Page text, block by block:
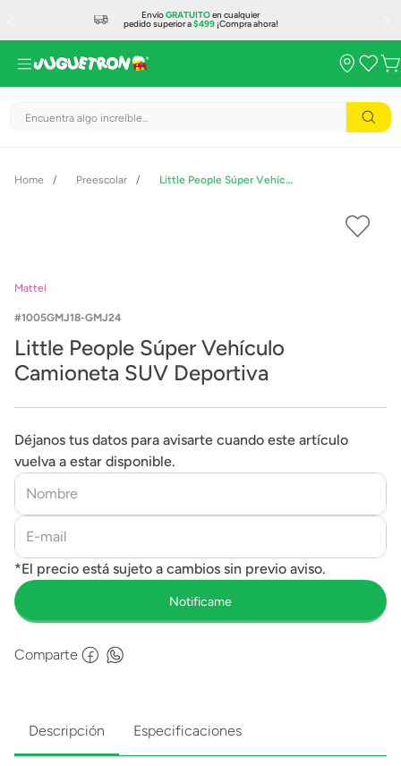
EnvíoGRATUITOen cualquier
pedido superior a$499¡Compra ahora!
Encuentra algo increíble...
Preescolar Little People Súper Vehículo Camioneta SUV Deportiva
Mattel
1005GMJ18-GMJ24
Little People Súper Vehículo
Camioneta SUV Deportiva
Déjanos tus datos para avisarte cuando este artículo
vuelva a estar disponible.
Comparte
Descripción Especificaciones